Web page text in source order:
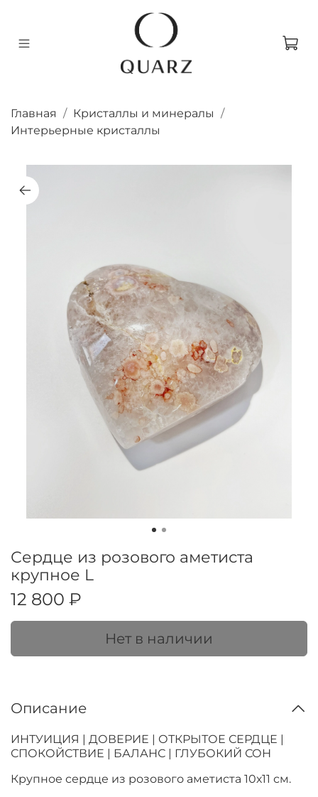
Главная
Кристаллы и минералы
Интерьерные кристаллы
Сердце из розового аметиста
крупное L
12 800 ₽
Нет в наличии
Описание
ИНТУИЦИЯ | ДОВЕРИЕ | ОТКРЫТОЕ СЕРДЦЕ |
СПОКОЙСТВИЕ | БАЛАНС | ГЛУБОКИЙ СОН
Крупное сердце из розового аметиста 10х11 см.